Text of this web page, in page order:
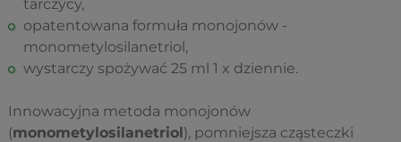
tarczycy,
opatentowana formuła monojonów -
monometylosilanetriol,
wystarczy spożywać 25 ml 1 x dziennie.
Innowacyjna metoda monojonów
(monometylosilanetriol), pomniejsza cząsteczki